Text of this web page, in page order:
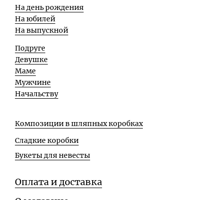
На день рождения
На юбилей
На выпускной
Подруге
Девушке
Маме
Мужчине
Начальству
Композиции в шляпных коробках
Сладкие коробки
Букеты для невесты
Оплата и доставка